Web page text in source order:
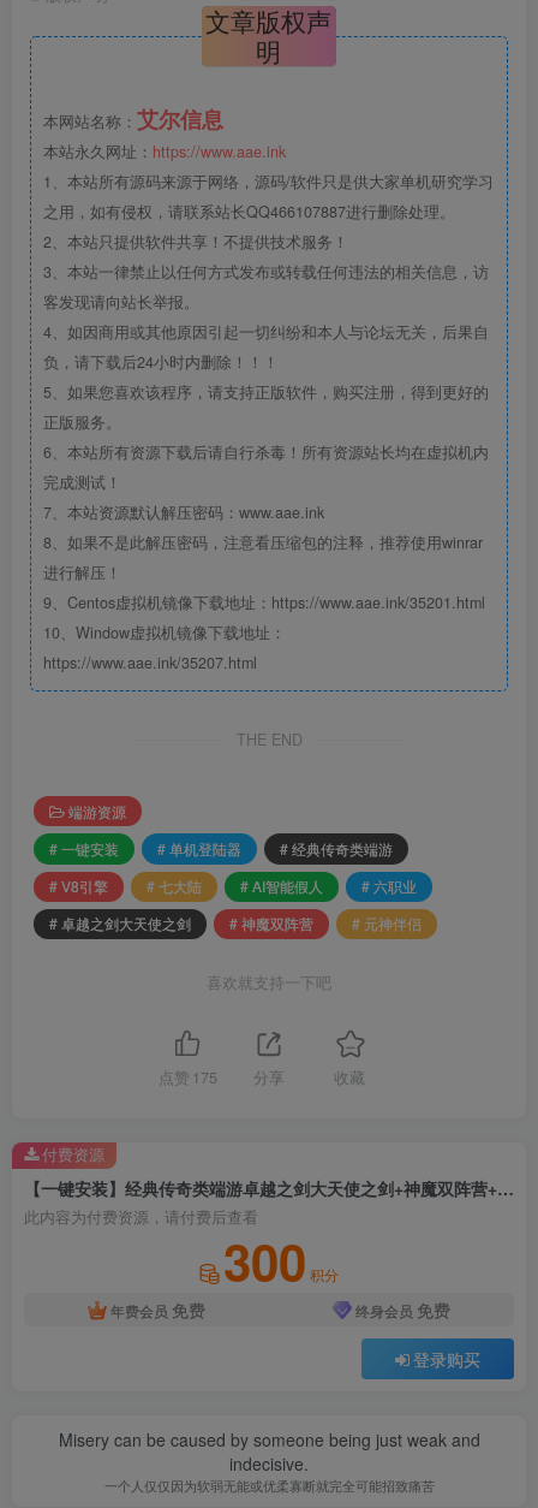
文章版权声
明
本网站名称： 艾尔信息
本站永久网址： https://www.aae.ink
1、本站所有源码来源于网络，源码/软件只是供大家单机研究学习
之用，如有侵权，请联系站长QQ466107887进行删除处理。
2、本站只提供软件共享！不提供技术服务！
3、本站一律禁止以任何方式发布或转载任何违法的相关信息，访
客发现请向站长举报。
4、如因商用或其他原因引起一切纠纷和本人与论坛无关，后果自
负，请下载后24小时内删除！！！
5、如果您喜欢该程序，请支持正版软件，购买注册，得到更好的
正版服务。
6、本站所有资源下载后请自行杀毒！所有资源站长均在虚拟机内
完成测试！
7、本站资源默认解压密码：www.aae.ink
8、如果不是此解压密码，注意看压缩包的注释，推荐使用winrar
进行解压！
9、Centos虚拟机镜像下载地址：https://www.aae.ink/35201.html
10、Window虚拟机镜像下载地址：
https://www.aae.ink/35207.html
THE END
端游资源
# 一键安装
# 单机登陆器
# 经典传奇类端游
# V8引擎
# 七大陆 # AI智能假人
# 六职业
# 卓越之剑大天使之剑
# 神魔双阵营 # 元神伴侣
喜欢就支持一下吧
点赞 175 分享 收藏
【一键安装】经典传奇类端游卓越之剑大天使之剑+神魔双阵营+六职业+AI智能假人+元神伴侣+七大陆+V8引擎+单机登陆器
此内容为付费资源，请付费后查看
300 积分
年费会员 免费 终身会员 免费
登录购买
付费资源
Misery can be caused by someone being just weak and
indecisive.
一个人仅仅因为软弱无能或优柔寡断就完全可能招致痛苦